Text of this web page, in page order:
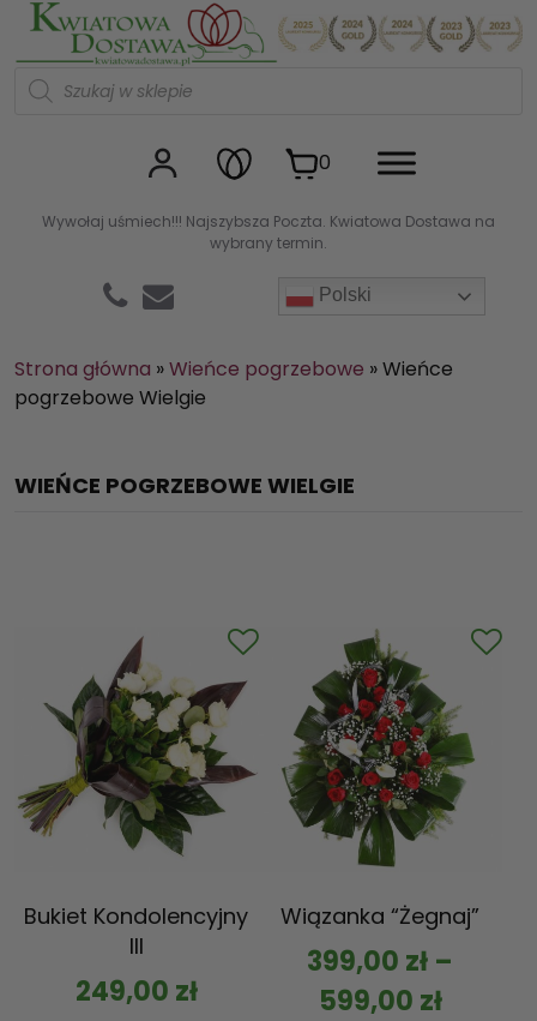
Wywołaj uśmiech!!! Najszybsza Poczta. Kwiatowa Dostawa na
wybrany termin.
Polski
Kwiaciarnia internetowa
W
d
u
k
0
Strona główna »Wieńce pogrzebowe »Wieńce
pogrzebowe Wielgie
WIEŃCE POGRZEBOWE WIELGIE
Bukiet Kondolencyjny
III
249,00 zł
Wiązanka “Żegnaj”
399,00 zł –
599,00 zł